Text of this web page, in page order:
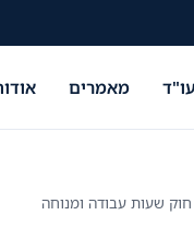
מאמרים
חוק שעות עבודה ומנוחה